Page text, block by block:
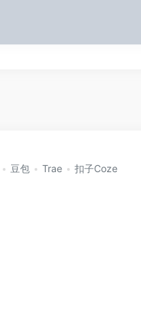
豆包 Trae
扣子Coze